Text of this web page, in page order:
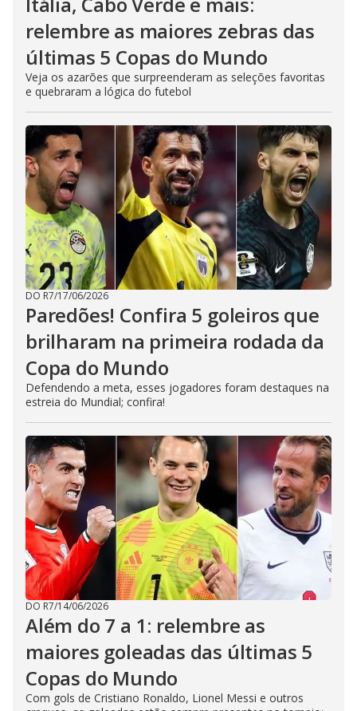
relembre as maiores zebras das
últimas 5 Copas do Mundo
Veja os azarões que surpreenderam as seleções favoritas
e quebraram a lógica do futebol
DO R7/17/06/2026
Paredões! Confira 5 goleiros que
brilharam na primeira rodada da
Copa do Mundo
Defendendo a meta, esses jogadores foram destaques na
estreia do Mundial; confira!
DO R7/14/06/2026
Além do 7 a 1: relembre as
maiores goleadas das últimas 5
Copas do Mundo
Com gols de Cristiano Ronaldo, Lionel Messi e outros